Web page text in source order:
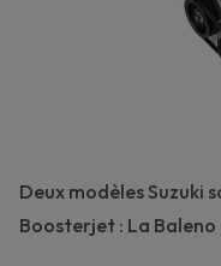
Deux modèles Suzuki
Boosterjet : La Baleno